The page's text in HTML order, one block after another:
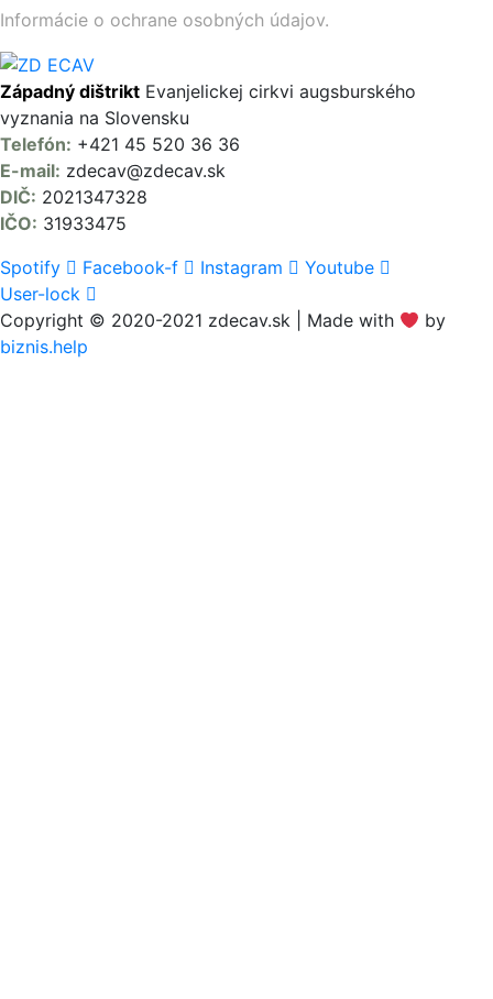
Informácie o ochrane osobných údajov.
Západný dištrikt Evanjelickej cirkvi augsburského
vyznania na Slovensku
Telefón: +421 45 520 36 36
E-mail: zdecav@zdecav.sk
DIČ: 2021347328
IČO: 31933475
Spotify
Facebook-f Instagram
Youtube
User-lock
Copyright © 2020-2021 zdecav.sk | Made with
by
biznis.help